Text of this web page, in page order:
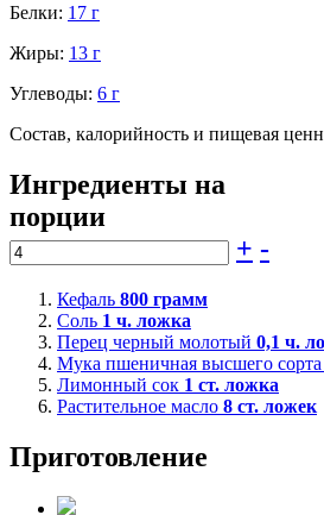
Белки: 17 г
Жиры: 13 г
Углеводы: 6 г
Состав, калорийность и пищевая
Ингредиенты на
порции
+ -
Кефаль 800 грамм
Соль 1 ч. ложка
Перец черный молотый 0,1 ч.
Мука пшеничная высшего сорта
Лимонный сок 1 ст. ложка
Растительное масло 8 ст. ложек
Приготовление